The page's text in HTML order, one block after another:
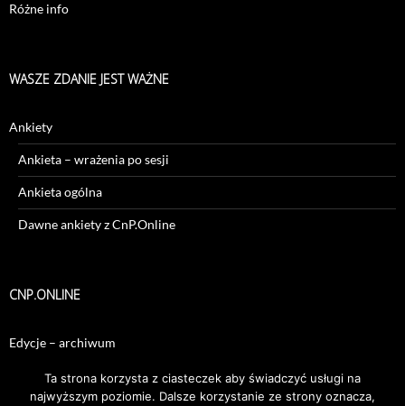
Różne info
WASZE ZDANIE JEST WAŻNE
Ankiety
Ankieta – wrażenia po sesji
Ankieta ogólna
Dawne ankiety z CnP.Online
CNP.ONLINE
Edycje – archiwum
Sesje – archiwum
Ta strona korzysta z ciasteczek aby świadczyć usługi na
najwyższym poziomie. Dalsze korzystanie ze strony oznacza,